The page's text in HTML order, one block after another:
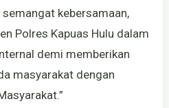
kebersamaan,
Polres Kapuas Hulu dalam
demi memberikan
masyarakat dengan